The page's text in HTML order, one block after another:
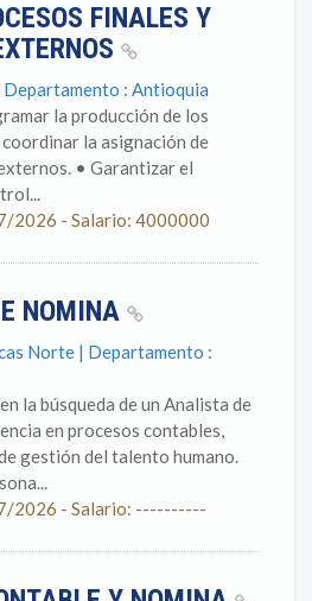
FINALES Y
: Antioquia
la producción de los
la asignación de
• Garantizar el
2026 - Salario: 4000000
NOMINA
Norte | Departamento :
la búsqueda de un Analista de
en procesos contables,
gestión del talento humano.
2026 - Salario: ----------